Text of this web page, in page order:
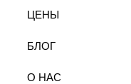
ЦЕНЫ
БЛОГ
О НАС